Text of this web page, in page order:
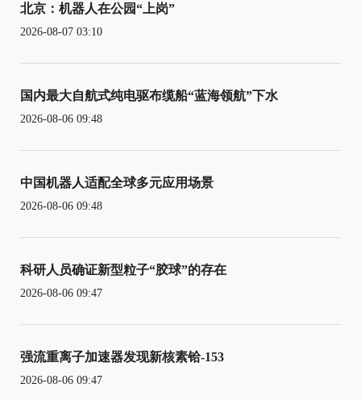
北京：机器人在公园“上岗”
2026-08-07 03:10
国内最大自航式纯电驱布缆船“蓝海领航”下水
2026-08-06 09:48
中国机器人适配全球多元应用场景
2026-08-06 09:48
科研人员确证新型粒子“胶球”的存在
2026-08-06 09:47
强流重离子加速器发现新核素铪-153
2026-08-06 09:47